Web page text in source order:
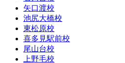
矢口渡校
池尻大橋校
東松原校
喜多見駅前校
尾山台校
上野毛校